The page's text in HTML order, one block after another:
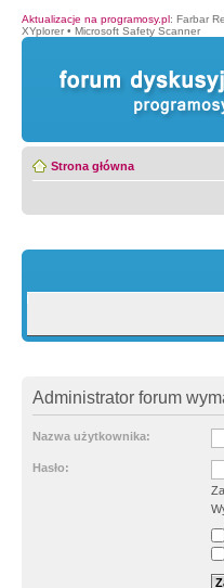
Aktualizacje na programosy.pl: Farbar
XYplorer • Microsoft Safety Scanner
Strona główna
Administrator forum
Nazwa użytkownika:
Hasło: